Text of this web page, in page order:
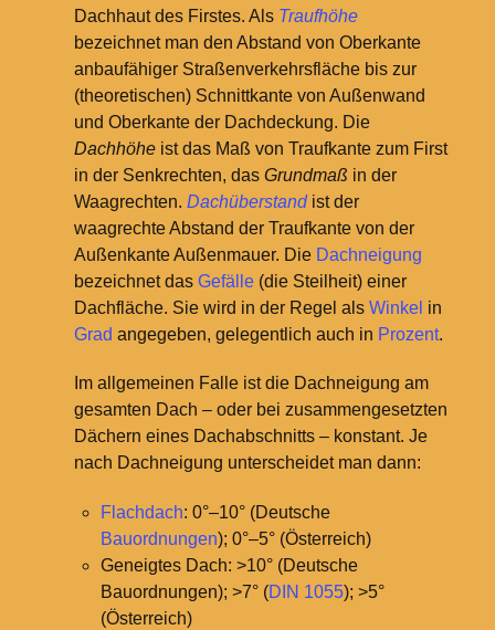
Dachhaut des Firstes. Als Traufhöhe
bezeichnet man den Abstand von Oberkante
anbaufähiger Straßenverkehrsfläche bis zur
(theoretischen) Schnittkante von Außenwand
und Oberkante der Dachdeckung. Die
Dachhöheist das Maß von Traufkante zum First
in der Senkrechten, das Grundmaß in der
Waagrechten. Dachüberstandist der
waagrechte Abstand der Traufkante von der
Außenkante Außenmauer. Die Dachneigung
bezeichnet das Gefälle(die Steilheit) einer
Dachfläche. Sie wird in der Regel als Winkel in
Grad angegeben, gelegentlich auch in Prozent.
Im allgemeinen Falle ist die Dachneigung am
gesamten Dach – oder bei zusammengesetzten
Dächern eines Dachabschnitts – konstant. Je
nach Dachneigung unterscheidet man dann:
Flachdach: 0°–10° (Deutsche
Bauordnungen); 0°–5° (Österreich)
Geneigtes Dach: >10° (Deutsche
Bauordnungen); >7° (DIN 1055); >5°
(Österreich)